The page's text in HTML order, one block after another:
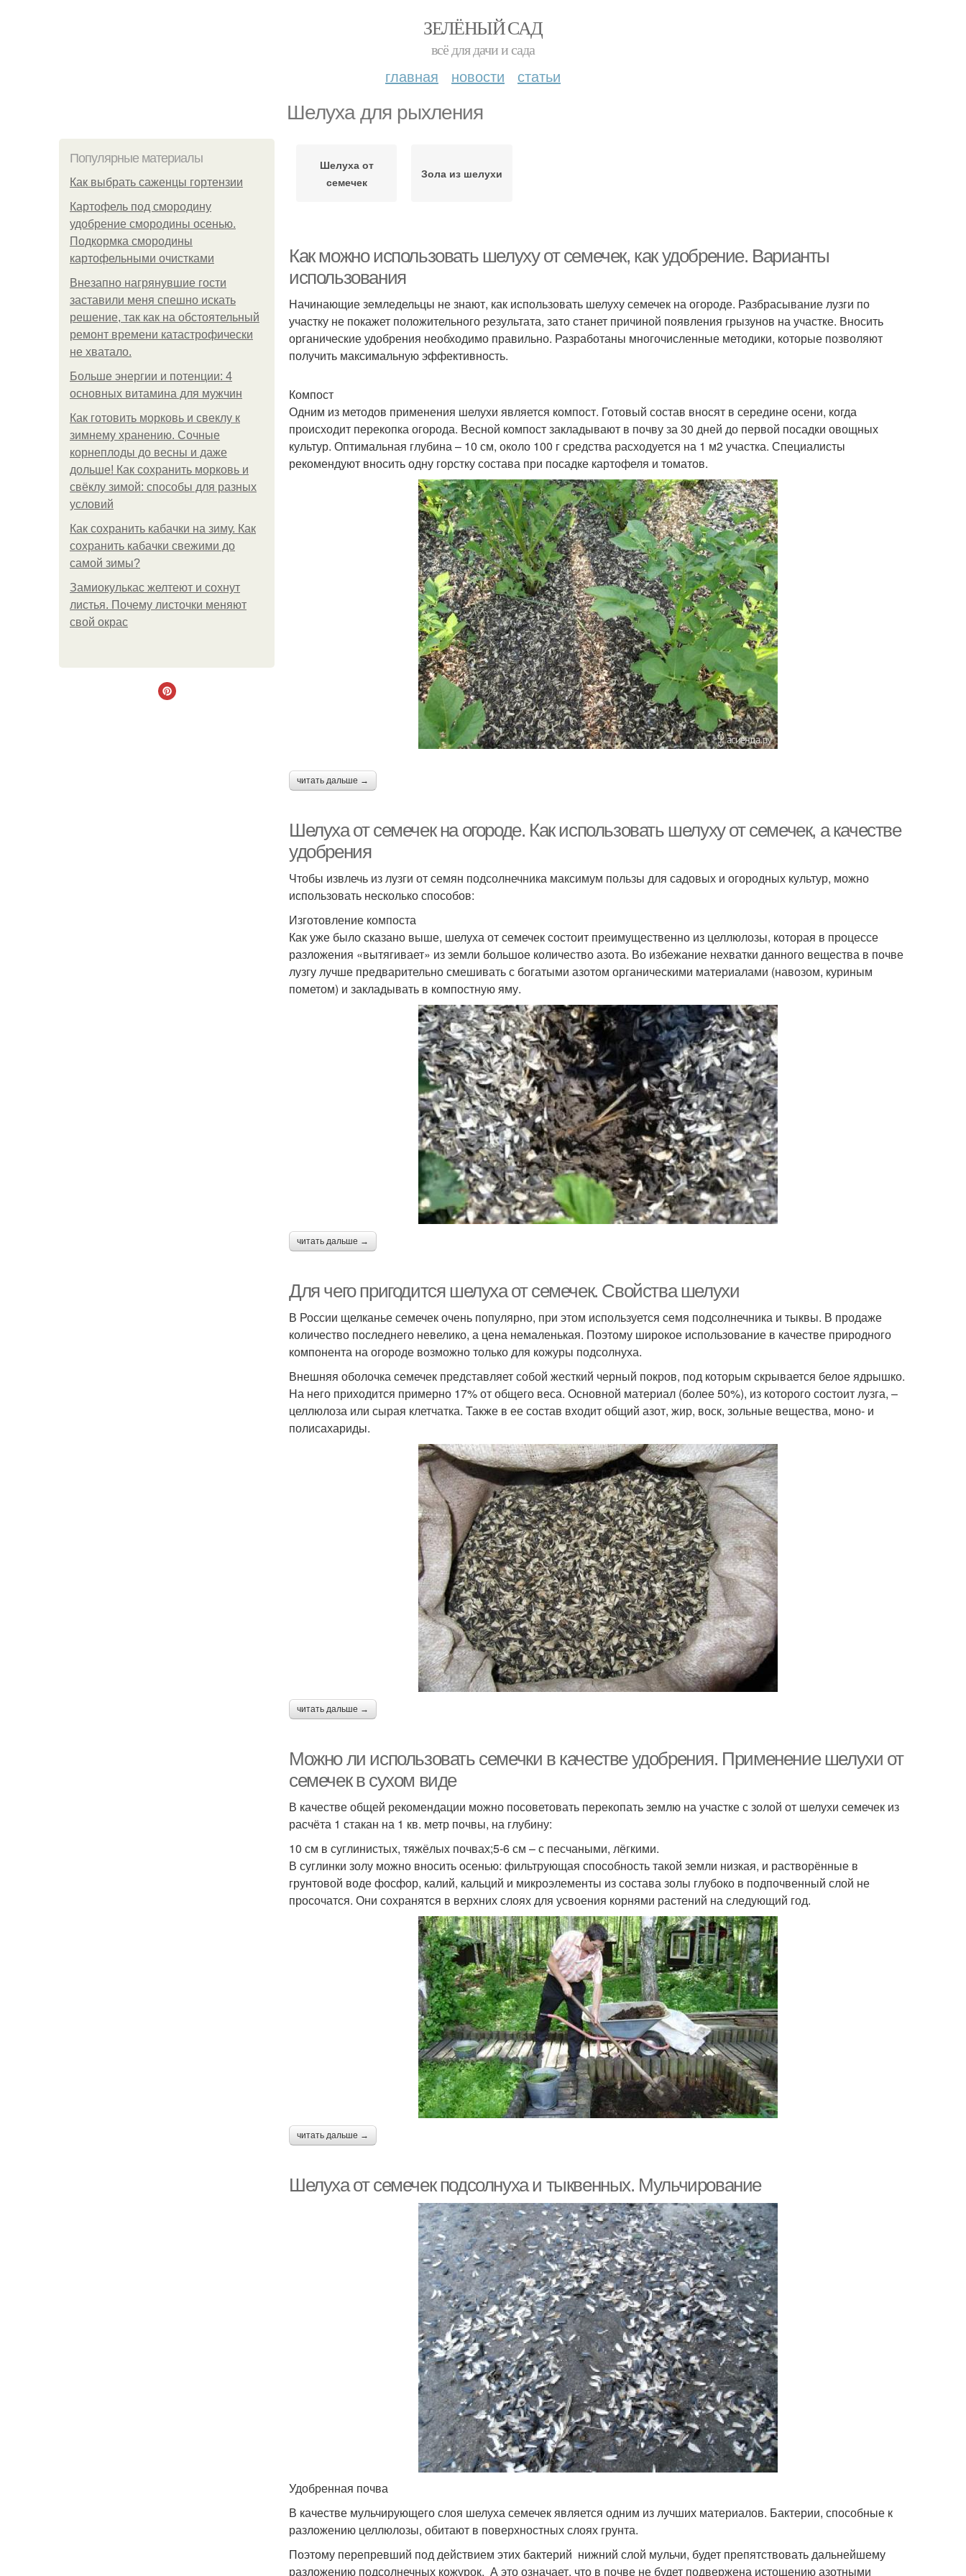
ЗЕЛЁНЫЙ САД
всё для дачи и сада
главная новости статьи
Шелуха для рыхления
Популярные материалы
Как выбрать саженцы гортензии
Картофель под смородину
удобрение смородины осенью.
Подкормка смородины
картофельными очистками
Внезапно нагрянувшие гости
заставили меня спешно искать
решение, так как на обстоятельный
ремонт времени катастрофически
не хватало.
Больше энергии и потенции: 4
основных витамина для мужчин
Как готовить морковь и свеклу к
зимнему хранению. Сочные
корнеплоды до весны и даже
дольше! Как сохранить морковь и
свёклу зимой: способы для разных
условий
Как сохранить кабачки на зиму. Как
сохранить кабачки свежими до
самой зимы?
Замиокулькас желтеют и сохнут
листья. Почему листочки меняют
свой окрас
Шелуха от
семечек
Зола из шелухи
Как можно использовать шелуху от семечек, как удобрение. Варианты
использования
Начинающие земледельцы не знают, как использовать шелуху семечек на огороде. Разбрасывание лузги по
участку не покажет положительного результата, зато станет причиной появления грызунов на участке. Вносить
органические удобрения необходимо правильно. Разработаны многочисленные методики, которые позволяют
получить максимальную эффективность.
Компост
Одним из методов применения шелухи является компост. Готовый состав вносят в середине осени, когда
происходит перекопка огорода. Весной компост закладывают в почву за 30 дней до первой посадки овощных
культур. Оптимальная глубина – 10 см, около 100 г средства расходуется на 1 м2 участка. Специалисты
рекомендуют вносить одну горстку состава при посадке картофеля и томатов.
читать дальше →
Шелуха от семечек на огороде. Как использовать шелуху от семечек, а качестве
удобрения
Чтобы извлечь из лузги от семян подсолнечника максимум пользы для садовых и огородных культур, можно
использовать несколько способов:
Изготовление компоста
Как уже было сказано выше, шелуха от семечек состоит преимущественно из целлюлозы, которая в процессе
разложения «вытягивает» из земли большое количество азота. Во избежание нехватки данного вещества в почве
лузгу лучше предварительно смешивать с богатыми азотом органическими материалами (навозом, куриным
пометом) и закладывать в компостную яму.
читать дальше →
Для чего пригодится шелуха от семечек. Свойства шелухи
В России щелканье семечек очень популярно, при этом используется семя подсолнечника и тыквы. В продаже
количество последнего невелико, а цена немаленькая. Поэтому широкое использование в качестве природного
компонента на огороде возможно только для кожуры подсолнуха.
Внешняя оболочка семечек представляет собой жесткий черный покров, под которым скрывается белое ядрышко.
На него приходится примерно 17% от общего веса. Основной материал (более 50%), из которого состоит лузга, –
целлюлоза или сырая клетчатка. Также в ее состав входит общий азот, жир, воск, зольные вещества, моно- и
полисахариды.
читать дальше →
Можно ли использовать семечки в качестве удобрения. Применение шелухи от
семечек в сухом виде
В качестве общей рекомендации можно посоветовать перекопать землю на участке с золой от шелухи семечек из
расчёта 1 стакан на 1 кв. метр почвы, на глубину:
10 см в суглинистых, тяжёлых почвах;5-6 см – с песчаными, лёгкими.
В суглинки золу можно вносить осенью: фильтрующая способность такой земли низкая, и растворённые в
грунтовой воде фосфор, калий, кальций и микроэлементы из состава золы глубоко в подпочвенный слой не
просочатся. Они сохранятся в верхних слоях для усвоения корнями растений на следующий год.
читать дальше →
Шелуха от семечек подсолнуха и тыквенных. Мульчирование
Удобренная почва
В качестве мульчирующего слоя шелуха семечек является одним из лучших материалов. Бактерии, способные к
разложению целлюлозы, обитают в поверхностных слоях грунта.
Поэтому перепревший под действием этих бактерий нижний слой мульчи, будет препятствовать дальнейшему
разложению подсолнечных кожурок. А это означает, что в почве не будет подвержена истощению азотными